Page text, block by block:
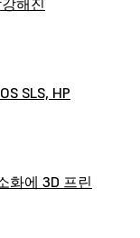
해진
SLS, HP
화에 3D 프린